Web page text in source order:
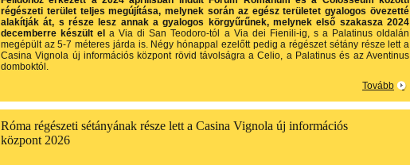
régészeti terület teljes megújítása, melynek során az egész területet gyalogos övezetté
alakítják át, s része lesz annak a gyalogos körgyűrűnek, melynek első szakasza 2024
decemberre készült ela Via di San Teodoro-tól a Via dei Fienili-ig, s a Palatinus oldalán
megépült az 5-7 méteres járda is. Négy hónappal ezelőtt pedig a régészet sétány része lett a
Casina Vignola új információs központ rövid távolságra a Celio, a Palatinus és az Aventinus
domboktól.
Tovább
Róma régészeti sétányának része lett a Casina Vignola új információs
központ 2026